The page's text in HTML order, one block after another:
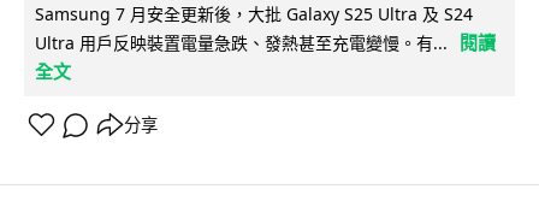
Samsung 7 月安全更新後，大批 Galaxy S25 Ultra 及 S24
Ultra 用戶反映裝置電量急跌、發熱甚至充電變慢。有...
閱讀
全文
分享